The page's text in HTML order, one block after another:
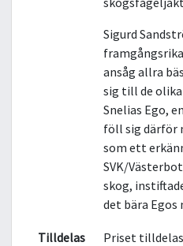
Sigurd
ansåg allra
sig till de
Snelias Ego,
föll sig därför
som ett
SVK/
skog,
det bära Egos
Tilldelas
Priset tilldelas